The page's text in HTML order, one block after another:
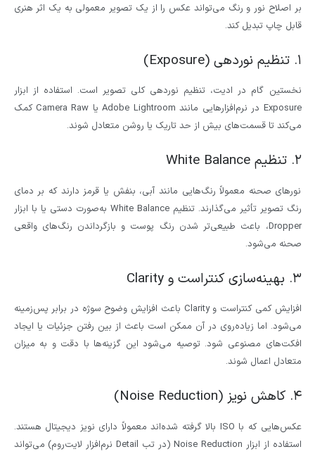
بر اصلاح نور و رنگ می‌تواند عکس را از یک تصویر معمولی به یک اثر هنری
قابل چاپ تبدیل کند.
۱. تنظیم نوردهی (Exposure)
نخستین گام در ادیت، تنظیم نوردهی کلی تصویر است. استفاده از ابزار
Exposure در نرم‌افزارهایی مانند Adobe Lightroom یا Camera Raw کمک
می‌کند تا قسمت‌های بیش از حد تاریک یا روشن متعادل شوند.
۲. تنظیم White Balance
نورهای صحنه معمولاً رنگ‌هایی مانند آبی، بنفش یا قرمز دارند که بر دمای
رنگ تصویر تأثیر می‌گذارند. تنظیم White Balance به‌صورت دستی یا با ابزار
Dropper، باعث طبیعی‌تر شدن رنگ پوست و بازگرداندن رنگ‌های واقعی
صحنه می‌شود.
۳. بهینه‌سازی کنتراست و Clarity
افزایش کمی کنتراست و Clarity باعث افزایش وضوح سوژه در برابر پس‌زمینه
می‌شود. اما زیاده‌روی در آن ممکن است باعث از بین رفتن جزئیات یا ایجاد
افکت‌های مصنوعی شود. توصیه می‌شود این گزینه‌ها با دقت و به میزان
متعادل اعمال شوند.
۴. کاهش نویز (Noise Reduction)
عکس‌هایی که با ISO بالا گرفته شده‌اند معمولاً دارای نویز دیجیتال هستند.
استفاده از ابزار Noise Reduction (در تب Detail نرم‌افزار لایت‌روم) می‌تواند